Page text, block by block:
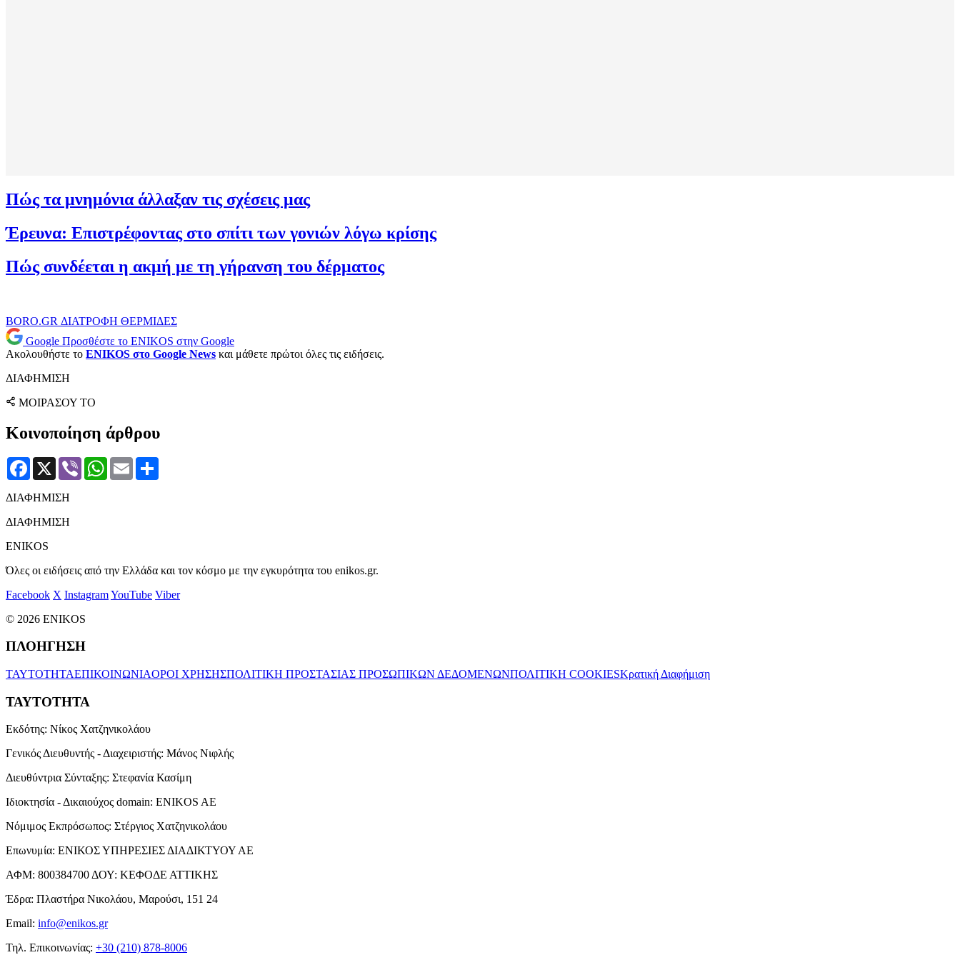
Πώς τα μνημόνια άλλαξαν τις σχέσεις μας
Έρευνα: Επιστρέφοντας στο σπίτι των γονιών λόγω κρίσης
Πώς συνδέεται η ακμή με τη γήρανση του δέρματος
BORO.GR ΔΙΑΤΡΟΦΗ ΘΕΡΜΙΔΕΣ
Google Προσθέστε το ENIKOS στην Google
Ακολουθήστε το ENIKOS στο Google News και μάθετε πρώτοι όλες τις ειδήσεις.
ΔΙΑΦΗΜΙΣΗ
ΜΟΙΡΑΣΟΥ ΤΟ
Κοινοποίηση άρθρου
Facebook
X Viber WhatsApp
Email
ΔΙΑΦΗΜΙΣΗ
ΔΙΑΦΗΜΙΣΗ
ENIKOS
Όλες οι ειδήσεις από την Ελλάδα και τον κόσμο με την εγκυρότητα του enikos.gr.
Facebook X InstagramYouTube Viber
© 2026 ENIKOS
ΠΛΟΗΓΗΣΗ
ΤΑΥΤΟΤΗΤΑΕΠΙΚΟΙΝΩΝΙΑΟΡΟΙ ΧΡΗΣΗΣΠΟΛΙΤΙΚΗ ΠΡΟΣΤΑΣΙΑΣ ΠΡΟΣΩΠΙΚΩΝ ΔΕΔΟΜΕΝΩΝΠΟΛΙΤΙΚΗ COOKIESΚρατική Διαφήμιση
ΤΑΥΤΟΤΗΤΑ
Εκδότης: Νίκος Χατζηνικολάου
Γενικός Διευθυντής - Διαχειριστής: Μάνος Νιφλής
Διευθύντρια Σύνταξης: Στεφανία Κασίμη
Ιδιοκτησία - Δικαιούχος domain: ENIKOS AE
Νόμιμος Εκπρόσωπος: Στέργιος Χατζηνικολάου
Επωνυμία: ΕΝΙΚΟΣ ΥΠΗΡΕΣΙΕΣ ΔΙΑΔΙΚΤΥΟΥ ΑΕ
ΑΦΜ: 800384700ΔΟΥ: ΚΕΦΟΔΕ ΑΤΤΙΚΗΣ
Έδρα: Πλαστήρα Νικολάου, Μαρούσι, 151 24
Email: info@enikos.gr
Τηλ. Επικοινωνίας: +30 (210) 878-8006